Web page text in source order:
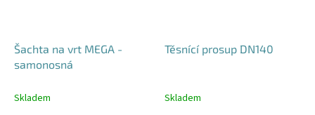
Šachta na vrt MEGA -
samonosná
Skladem
Těsnící prosup DN140
Skladem